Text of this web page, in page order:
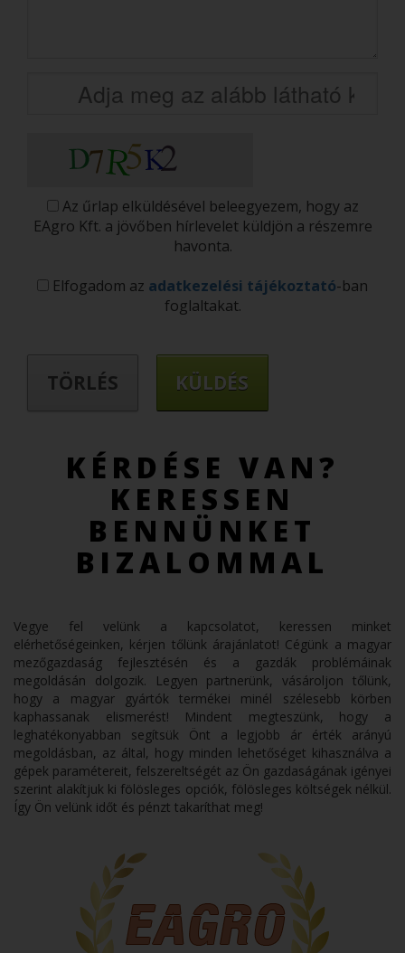
Az űrlap elküldésével beleegyezem, hogy az
EAgro Kft. a jövőben hírlevelet küldjön a részemre
havonta.
Elfogadom az adatkezelési tájékoztató-ban
foglaltakat.
KÉRDÉSE VAN?
KERESSEN
BENNÜNKET
BIZALOMMAL
Vegye fel velünk a kapcsolatot, keressen minket
elérhetőségeinken, kérjen tőlünk árajánlatot! Cégünk a magyar
mezőgazdaság fejlesztésén és a gazdák problémáinak
megoldásán dolgozik. Legyen partnerünk, vásároljon tőlünk,
hogy a magyar gyártók termékei minél szélesebb körben
kaphassanak elismerést! Mindent megteszünk, hogy a
leghatékonyabban segítsük Önt a legjobb ár érték arányú
megoldásban, az által, hogy minden lehetőséget kihasználva a
gépek paramétereit, felszereltségét az Ön gazdaságának igényei
szerint alakítjuk ki fölösleges opciók, fölösleges költségek nélkül.
Így Ön velünk időt és pénzt takaríthat meg!